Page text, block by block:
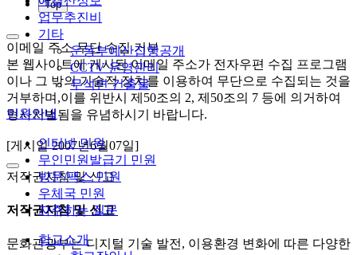
업무추진비
기타
운동부예산집행공개
CCTV 운영관리
무석면 건출물
민원안내
인터넷 민원
무인민원발급기 민원
방문/팩스 민원
우체국 민원
자주하는 질문
학교소개
Top
이메일 주소 무단 수집 거부
본 웹사이트에 게시된 이메일 주소가 전자우편 수집 프로그램
이나 그 밖의 기술적 장치를 이용하여 무단으로 수집되는 것을
거부하며,이를 위반시 제50조의 2, 제50조의 7 등에 의거하여
형사처벌됨을 유념하시기 바랍니다.
[게시일 2007년6월07일]
저작권지침 및 신고
저작권지침 및 신고
문화관광부는 디지털 기술 발전, 이용환경 변화에 따른 다양한